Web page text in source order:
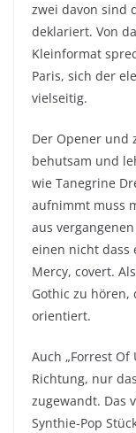
zwei davon sind
deklariert. Von
Kleinformat
Paris, sich der
vielseitig.
Der Opener und
behutsam und
wie Tanegrine
aufnimmt muss
aus
einen nicht dass
Mercy, covert.
Gothic zu hören,
orientiert.
Auch „Forrest
Richtung, nur
zugewandt. Das
Synthie-Pop